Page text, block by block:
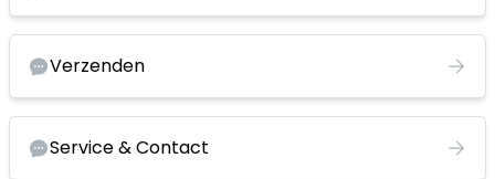
Verzenden
Service & Contact